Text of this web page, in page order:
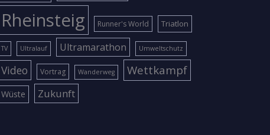
Rheinsteig Runner's World Triatlon
TV Ultralauf Ultramarathon Umweltschutz
Video Vortrag Wanderweg Wettkampf
Wüste Zukunft